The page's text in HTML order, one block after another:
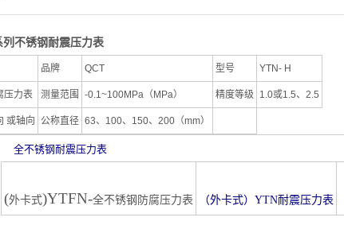
不锈钢耐震压力表
品牌 QCT 型号 YTN- H
压力表 测量范围 -0.1~100MPa（MPa） 精度等级 1.0或1.5、2.5
或轴向 公称直径 63、100、150、200（mm）
全不锈钢耐震压力表
(外卡式)YTFN-全不锈钢防腐压力表 （外卡式）YTN耐震压力表